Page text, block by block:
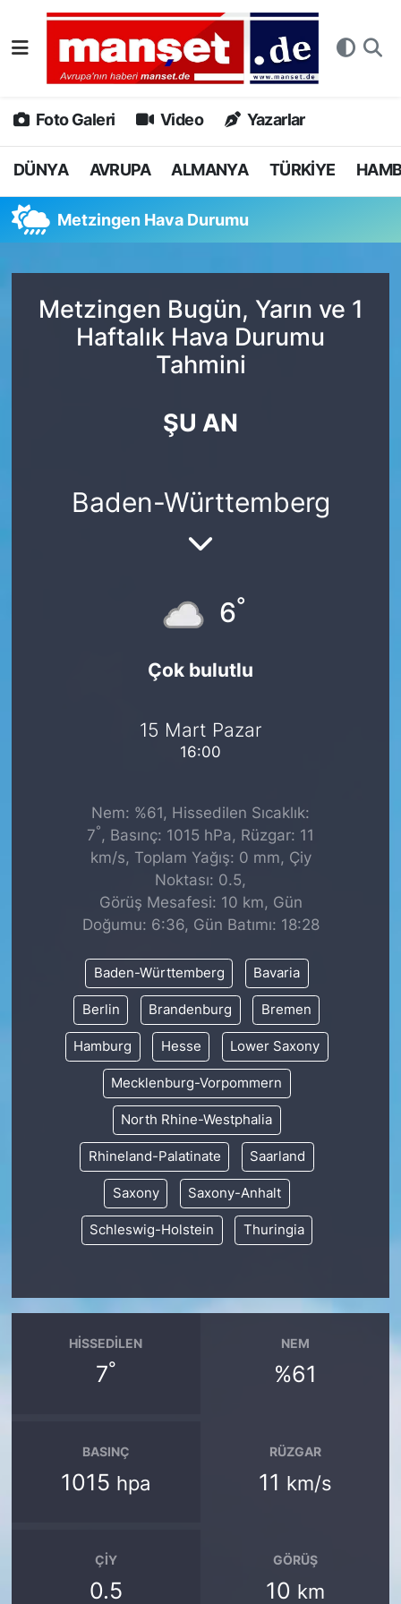
Foto Galeri Video Yazarlar
DÜNYA AVRUPA ALMANYA TÜRKİYE
Metzingen Hava Durumu
Metzingen Bugün, Yarın ve 1
Haftalık Hava Durumu
Tahmini
ŞU AN
Baden-Württemberg
6°
Çok bulutlu
15 Mart Pazar
16:00
Nem: %61, Hissedilen Sıcaklık:
7° , Basınç: 1015 hPa, Rüzgar: 11
km/s, Toplam Yağış: 0 mm, Çiy
Noktası: 0.5,
Görüş Mesafesi: 10 km, Gün
Doğumu: 6:36, Gün Batımı: 18:28
Baden-Württemberg Bavaria
Berlin Brandenburg Bremen
Hamburg Hesse Lower Saxony
Mecklenburg-Vorpommern
North Rhine-Westphalia
Rhineland-Palatinate Saarland
Saxony Saxony-Anhalt
Schleswig-Holstein Thuringia
HISSEDILEN
7°
NEM
%61
BASINÇ
1015 hpa
RÜZGAR
11 km/s
ÇIY
0.5
GÖRÜŞ
10 km
DÜNYA
AVRUPA
ALMANYA
SPOR
DEUTSCH
Nöbetçi Eczaneler
Hava Durumu
Namaz Vakitleri
Tüm Manşetler
Son Dakika Haberleri